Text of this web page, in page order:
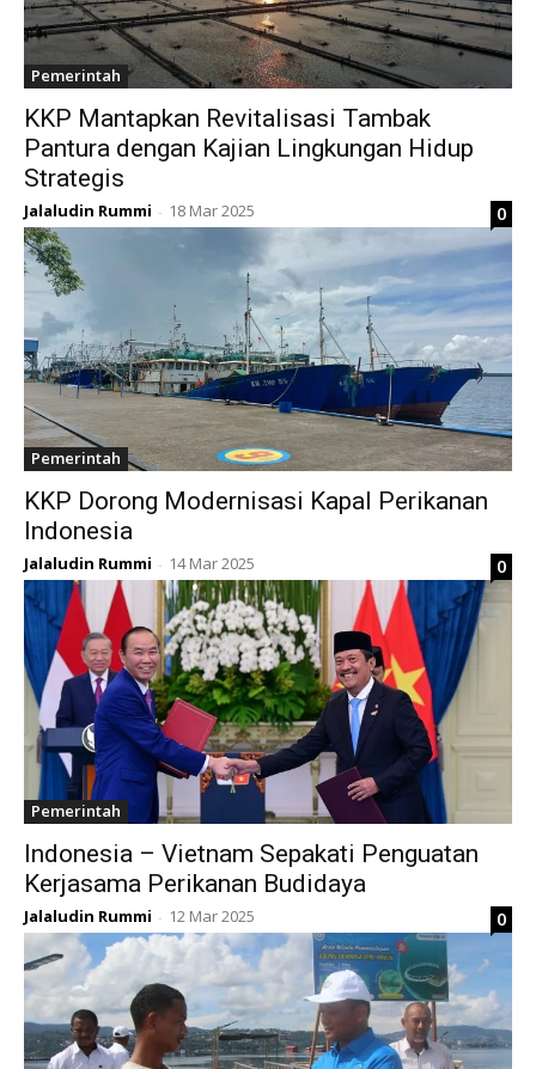
Pemerintah
KKP Mantapkan Revitalisasi Tambak
Pantura dengan Kajian Lingkungan Hidup
Strategis
Jalaludin Rummi - 18 Mar 2025 0
Pemerintah
KKP Dorong Modernisasi Kapal Perikanan
Indonesia
Jalaludin Rummi - 14 Mar 2025 0
Pemerintah
Indonesia – Vietnam Sepakati Penguatan
Kerjasama Perikanan Budidaya
Jalaludin Rummi - 12 Mar 2025 0